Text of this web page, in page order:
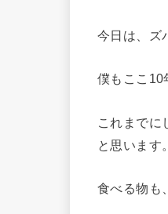
今日は、ズ
僕もここ10
これまでに
と思います。
食べる物も